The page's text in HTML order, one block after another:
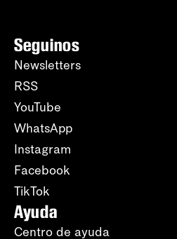
Seguinos
Newsletters
RSS
YouTube
WhatsApp
Instagram
Facebook
TikTok
Ayuda
Centro de ayuda